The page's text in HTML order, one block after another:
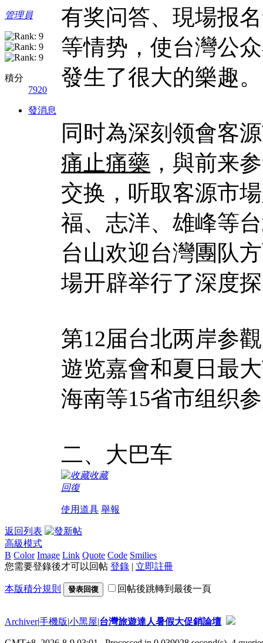
管理員
積分
7920
發消息
有奖问答、現場报
等情势，使台灣公
發生了很大的樂趣。
同时為深刻领會客
痛止痛藥 ，與前来
交换，听取客源市
福、志洋、雄峰等
台山欢迎台灣團队
場开辟举行了深度
第12届台北两岸参
遊览嘉會和夏日最
海南等15省市组织
二、大巴车
收藏
回復
使用道具 舉報
返回列表
高級模式
B Color Image Link Quote Code Smilies
您需要登錄後才可以回帖 登錄 | 立即註冊
本版積分規則 發表回復 回帖後跳轉到最後一頁
Archiver|手機版|小黑屋|台灣旅遊達人暑假大促銷論壇